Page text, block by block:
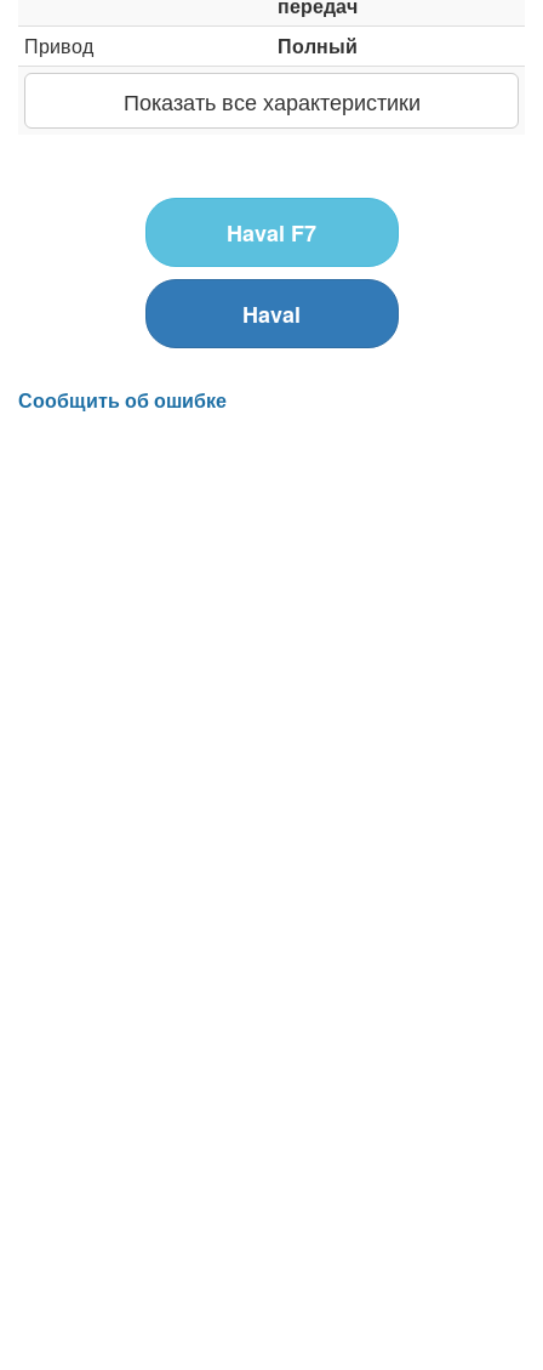
Привод
Полный
Показать все характеристики
Haval F7
Haval
Сообщить об ошибке